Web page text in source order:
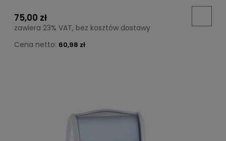
75,00 zł
zawiera 23% VAT, bez kosztów dostawy
Cena netto: 60,98 zł